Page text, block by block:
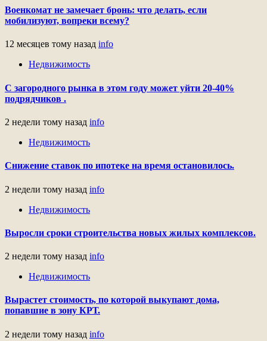
Военкомат не замечает бронь: что делать, если
мобилизуют, вопреки всему?
12 месяцев тому назад info
Недвижимость
С загородного рынка в этом году может уйти 20-40%
подрядчиков .
2 недели тому назад info
Недвижимость
Снижение ставок по ипотеке на время остановилось.
2 недели тому назад info
Недвижимость
Выросли сроки строительства новых жилых комплексов.
2 недели тому назад info
Недвижимость
Вырастет стоимость, по которой выкупают дома,
попавшие в зону КРТ.
2 недели тому назад info